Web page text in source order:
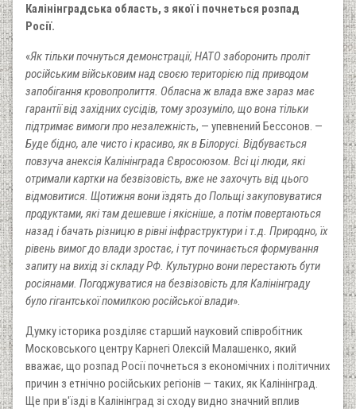
Калінінградська область, з якої і почнеться розпад
Росії.
«Як тільки почнуться демонстрації, НАТО заборонить проліт
російським військовим над своєю територією під приводом
запобігання кровопролиття. Обласна ж влада вже зараз має
гарантії від західних сусідів, тому зрозуміло, що вона тільки
підтримає вимоги про незалежність, — упевнений Бессонов. —
Буде бідно, але чисто і красиво, як в Білорусі. Відбувається
повзуча анексія Калінінграда Євросоюзом. Всі ці люди, які
отримали картки на безвізовість, вже не захочуть від цього
відмовитися. Щотижня вони їздять до Польщі закуповуватися
продуктами, які там дешевше і якісніше, а потім повертаються
назад і бачать різницю в рівні інфраструктури і т.д. Природно, їх
рівень вимог до влади зростає, і тут починається формування
запиту на вихід зі складу РФ. Культурно вони перестають бути
росіянами. Погоджуватися на безвізовість для Калінінграду
було гігантської помилкою російської влади».
Думку історика розділяє старший науковий співробітник
Московського центру Карнегі Олексій Малашенко, який
вважає, що розпад Росії почнеться з економічних і політичних
причин з етнічно російських регіонів — таких, як Калінінград.
Ще при в'їзді в Калінінград зі сходу видно значний вплив